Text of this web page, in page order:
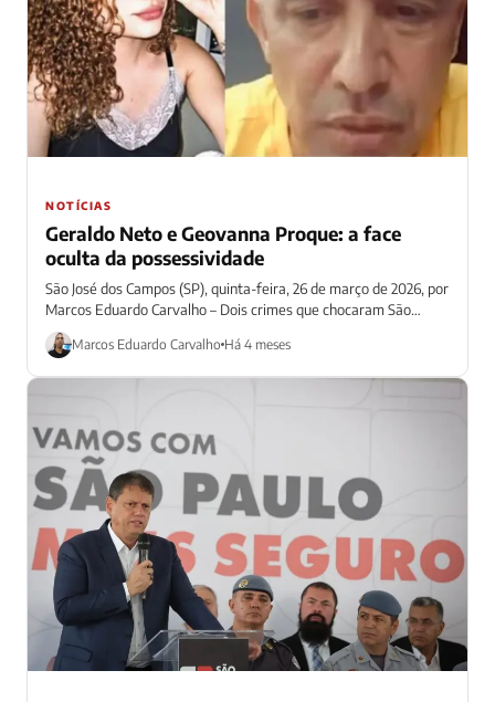
NOTÍCIAS
Geraldo Neto e Geovanna Proque: a face
oculta da possessividade
São José dos Campos (SP), quinta-feira, 26 de março de 2026, por
Marcos Eduardo Carvalho – Dois crimes que chocaram São
Paulo...
Marcos Eduardo Carvalho Há 4 meses